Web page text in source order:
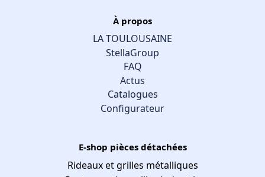
À propos
LA TOULOUSAINE
StellaGroup
FAQ
Actus
Catalogues
Configurateur
E-shop pièces détachées
Rideaux et grilles métalliques